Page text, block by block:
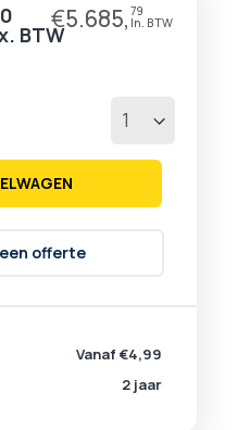
€5.685, 79
Vanaf €4,99
2 jaar
offerte